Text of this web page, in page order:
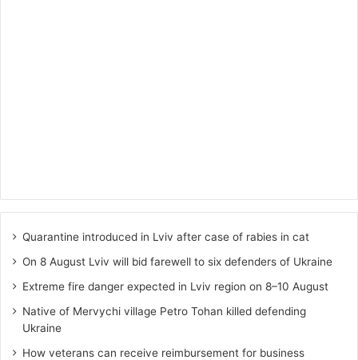
Quarantine introduced in Lviv after case of rabies in cat
On 8 August Lviv will bid farewell to six defenders of Ukraine
Extreme fire danger expected in Lviv region on 8–10 August
Native of Mervychi village Petro Tohan killed defending
Ukraine
How veterans can receive reimbursement for business